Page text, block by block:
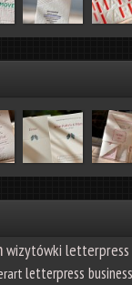
wizytówki letterpress
letterpress business